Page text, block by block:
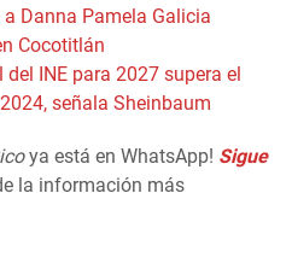
Danna Pamela Galicia
Cocotitlán
INE para 2027 supera el
señala Sheinbaum
ya está en WhatsApp! Sigue
la información más